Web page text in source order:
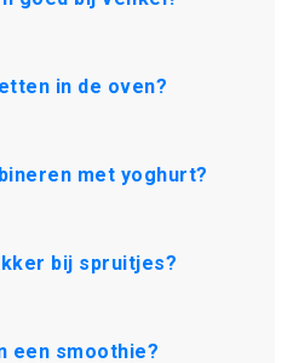
in de oven?
met yoghurt?
bij spruitjes?
een smoothie?